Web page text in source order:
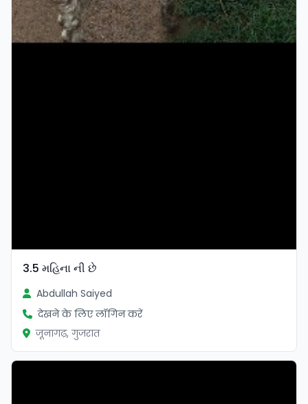
3.5 મહિના ની છે
Abdullah Saiyed
देखने के लिए लॉगिन करें
जूनागढ़, गुजरात